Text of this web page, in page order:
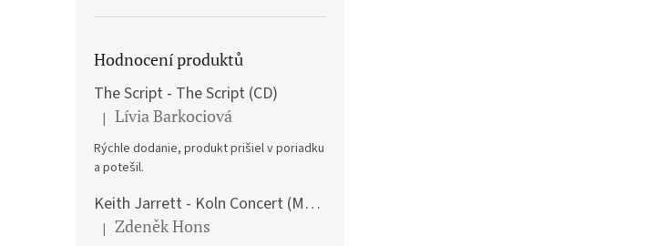
Hodnocení produktů
The Script - The Script (CD)
Hodnocení produktu je 5 z 5 hvězdiček.
| Lívia Barkociová
Rýchle dodanie, produkt prišiel v poriadku
a potešil.
Keith Jarrett - Koln Concert (Music CD)
Hodnocení produktu je 5 z 5 hvězdiček.
| Zdeněk Hons